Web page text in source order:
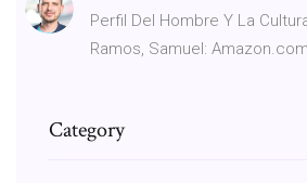
Perfil Del Hombre Y La
Ramos, Samuel:
Category